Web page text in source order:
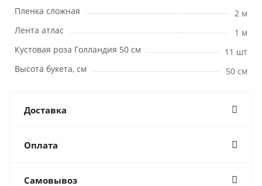
Пленка сложная
2 м
Лента атлас
1 м
Кустовая роза Голландия 50 см
11 шт
Высота букета, см
50 см
Доставка
Оплата
Самовывоз